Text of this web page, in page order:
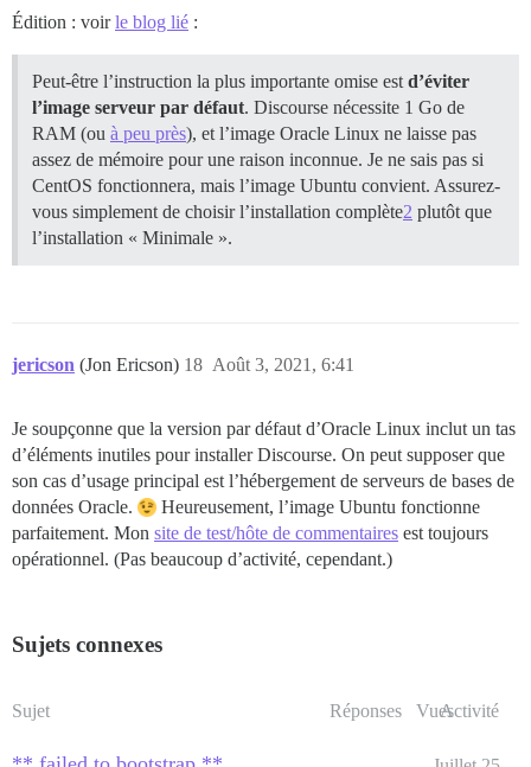
Édition : voirle blog lié :
Peut-être l’instruction la plus importante omise est d’éviter
l’image serveur par défaut. Discourse nécessite 1 Go de
RAM (ou à peu près), et l’image Oracle Linux ne laisse pas
assez de mémoire pour une raison inconnue. Je ne sais pas si
CentOS fonctionnera, mais l’image Ubuntu convient. Assurez-
vous simplement de choisir l’installation complète2 plutôt que
l’installation « Minimale ».
jericson (Jon Ericson) Août 3, 2021, 6:41
18
Je soupçonne que la version par défaut d’Oracle Linux inclut un tas
d’éléments inutiles pour installer Discourse. On peut supposer que
son cas d’usage principal est l’hébergement de serveurs de bases de
données Oracle.
Heureusement, l’image Ubuntu fonctionne
parfaitement. Mon site de test/hôte de commentaires est toujours
opérationnel. (Pas beaucoup d’activité, cependant.)
Sujets connexes
Sujet Réponses VuesActivité